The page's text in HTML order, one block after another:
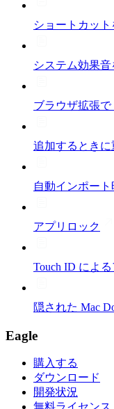
ショートカッ
システム効果
ブラウザ拡張
追加するとき
自動インポー
アプリロック
Touch ID によ
隠された Mac
Eagle
購入する
ダウンロード
開発状況